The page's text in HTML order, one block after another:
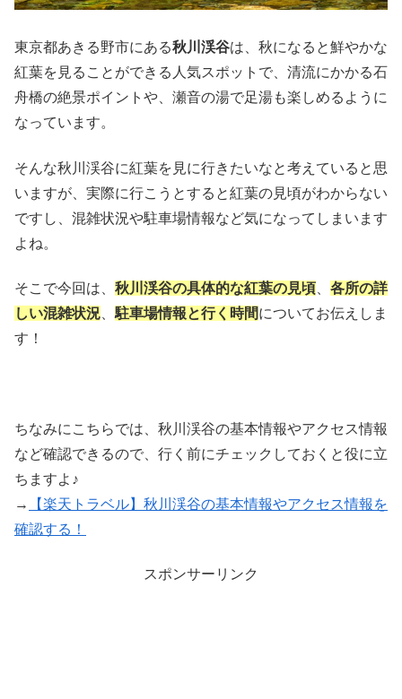
東京都あきる野市にある秋川渓谷は、秋になると鮮やかな
紅葉を見ることができる人気スポットで、清流にかかる石
舟橋の絶景ポイントや、瀬音の湯で足湯も楽しめるように
なっています。
そんな秋川渓谷に紅葉を見に行きたいなと考えていると思
いますが、実際に行こうとすると紅葉の見頃がわからない
ですし、混雑状況や駐車場情報など気になってしまいます
よね。
そこで今回は、 秋川渓谷の具体的な紅葉の見頃
各所の詳
しい混雑状況
駐車場情報と行く時間についてお伝えしま
す！
ちなみにこちらでは、秋川渓谷の基本情報やアクセス情報
など確認できるので、行く前にチェックしておくと役に立
ちますよ♪
→
【楽天トラベル】秋川渓谷の基本情報やアクセス情報を
確認する！
スポンサーリンク